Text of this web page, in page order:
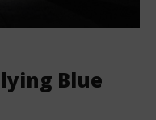
Blue